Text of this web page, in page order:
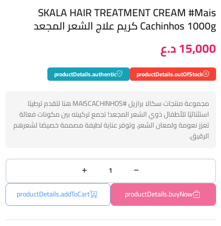
SKALA HAIR TREATMENT CREAM #Mais
Cachinhos 1000g كريم علاج الشعر المجعد
15,000 د.ع
productDetails.outOfStock
productDetails.authentic
مجموعة منتجات سكالا برازيل #MAISCACHINHOS هنا لتقدم ترطيبًا
استثنائيًا للأطفال ذوي الشعر المجعد! تجمع تركيبته بين مكونات فعالة
تعزز نعومة ولمعان الشعر، وتوفر عناية لطيفة مصممة خصيصًا لشعرهم
الرقيق.
productDetails.buyNow
productDetails.addToCart